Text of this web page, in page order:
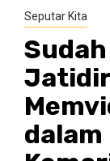
Seputar Kita
dalam